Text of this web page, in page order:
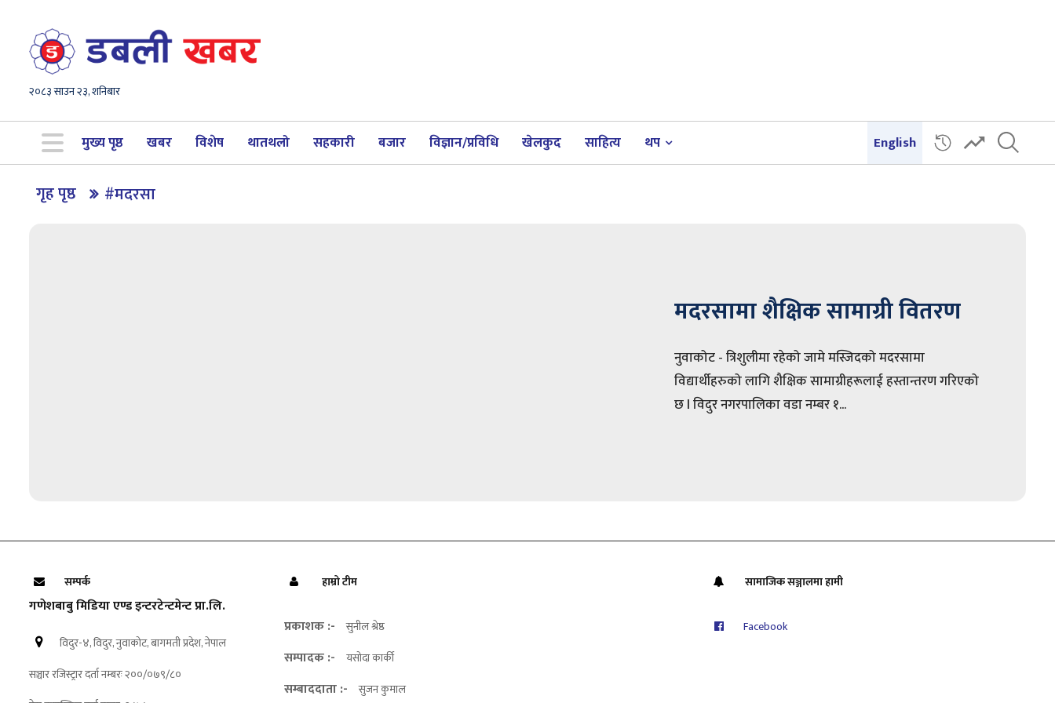
२०८३ साउन २३, शनिबार
मुख्य पृष्ठ खबर विशेष थातथलो सहकारी बजार विज्ञान/प्रविधि खेलकुद साहित्य थप English
गृह पृष्ठ #मदरसा
मदरसामा शैक्षिक सामाग्री वितरण
नुवाकोट - त्रिशुलीमा रहेको जामे मस्जिदको मदरसामा
विद्यार्थीहरुको लागि शैक्षिक सामाग्रीहरूलाई हस्तान्तरण गरिएको
छ l विदुर नगरपालिका वडा नम्बर १...
सम्पर्क
गणेशबाबु मिडिया एण्ड इन्टरटेन्टमेन्ट प्रा.लि.
विदुर-४, विदुर, नुवाकोट, बागमती प्रदेश, नेपाल
सञ्चार रजिस्ट्रार दर्ता नम्बरः २००/०७९/८०
हाम्रो टीम
प्रकाशक :- सुनील श्रेष्ठ
सम्पादक :- यसोदा कार्की
सम्बाददाता :- सुजन कुमाल
सामाजिक सञ्जालमा हामी
Facebook